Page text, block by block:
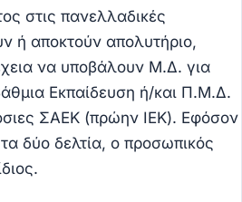
στις πανελλαδικές
ή αποκτούν απολυτήριο,
να υποβάλουν Μ.Δ. για
Εκπαίδευση ή/και Π.Μ.Δ.
ΣΑΕΚ (πρώην ΙΕΚ). Εφόσον
δύο δελτία, ο προσωπικός